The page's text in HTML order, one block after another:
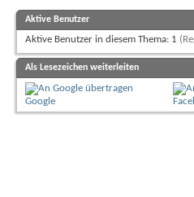
Aktive Benutzer
Aktive Benutzer in diesem Thema: 1
Als Lesezeichen weiterleiten
Google